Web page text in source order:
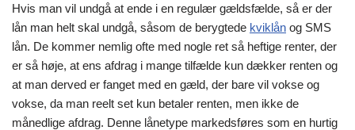
Hvis man vil undgå at ende i en regulær gældsfælde, så er der
lån man helt skal undgå, såsom de berygtede kviklån og SMS
lån. De kommer nemlig ofte med nogle ret så heftige renter, der
er så høje, at ens afdrag i mange tilfælde kun dækker renten og
at man derved er fanget med en gæld, der bare vil vokse og
vokse, da man reelt set kun betaler renten, men ikke de
månedlige afdrag. Denne lånetype markedsføres som en hurtig